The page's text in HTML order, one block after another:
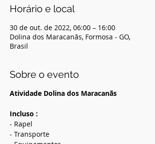
Horário e local
30 de out. de 2022, 06:00 – 16:00
Dolina dos Maracanãs, Formosa - GO,
Brasil
Sobre o evento
Atividade Dolina dos Maracanãs
Incluso :
- Rapel
- Transporte